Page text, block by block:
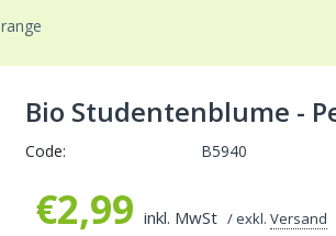
Bio Studentenblume -
Code: B5940
€2,99 inkl. MwSt / exkl. Versand